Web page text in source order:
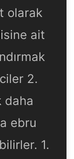
olarak
ait
2.
daha
ebru
1.